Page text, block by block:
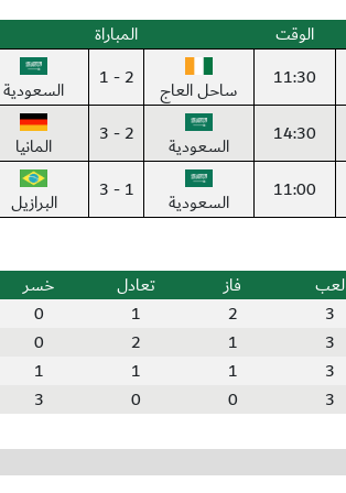
الوقت المباراة
11:30 ساحل العاج 2 - 1 السعودية
14:30 السعودية 2 - 3 المانيا
11:00 السعودية 1 - 3 البرازيل
لعب فاز تعادل خسر
3
2
1
0
3
1
2
0
3
1
1
1
3
0
0
3